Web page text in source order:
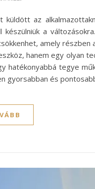
az
a
amely részben
hanem egy olyan
hatékonyabbá tegye
gyorsabban és